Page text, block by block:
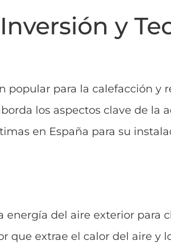
y
popular para la calefacción y
los aspectos clave de la
en España para su
del aire exterior para
que extrae el calor del aire y